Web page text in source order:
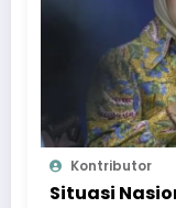
Kontributor
Situasi